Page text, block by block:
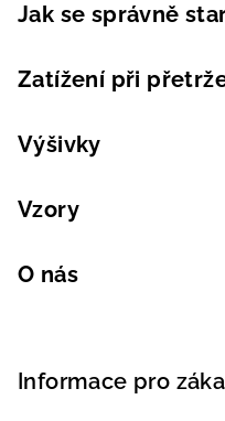
Jak se správně
Zatížení při
Výšivky
Vzory
O nás
Informace pro